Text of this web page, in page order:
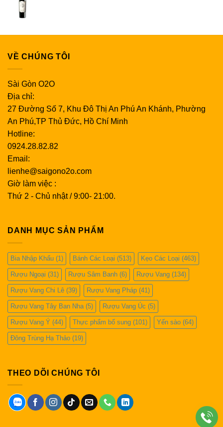
VỀ CHÚNG TÔI
Sài Gòn O2O
Địa chỉ:
27 Đường Số 7, Khu Đô Thị An Phú An Khánh, Phường
An Phú,TP Thủ Đức, Hồ Chí Minh
Hotline:
0924.28.82.82
Email:
lienhe@saigono2o.com
Giờ làm việc :
Thứ 2 - Chủ nhật / 9:00- 21:00.
DANH MỤC SẢN PHẨM
Bia Nhập Khẩu (1) Bánh Các Loại (513) Kẹo Các Loại (463)
Rượu Ngoại (31) Rượu Sâm Banh (6) Rượu Vang (134)
Rượu Vang Chi Lê (39) Rượu Vang Pháp (41)
Rượu Vang Tây Ban Nha (5) Rượu Vang Úc (5)
Rượu Vang Ý (44) Thực phẩm bổ sung (101) Yến sào (64)
Đông Trùng Hạ Thảo (19)
THEO DÕI CHÚNG TÔI